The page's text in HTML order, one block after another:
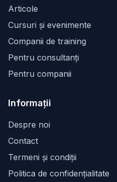
Articole
Cursuri și evenimente
Companii de training
Pentru consultanți
Pentru companii
Informații
Despre noi
Contact
Termeni și condiții
Politica de confidențialitate